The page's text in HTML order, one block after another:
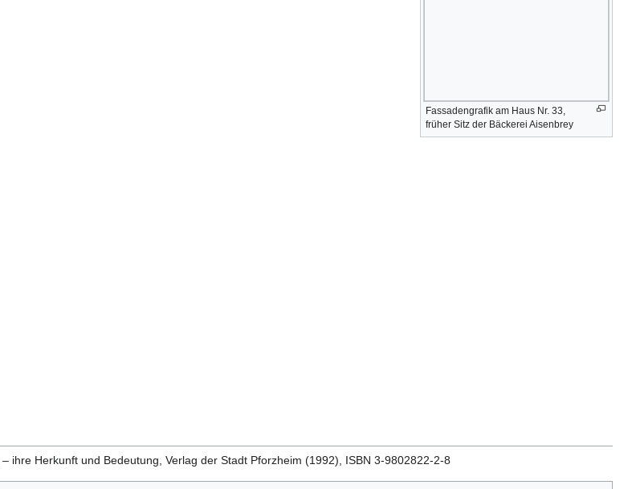
Fassadengrafik am Haus Nr. 33,
früher Sitz der Bäckerei Aisenbrey
– ihre Herkunft und Bedeutung, Verlag der Stadt Pforzheim (1992), ISBN 3-9802822-2-8